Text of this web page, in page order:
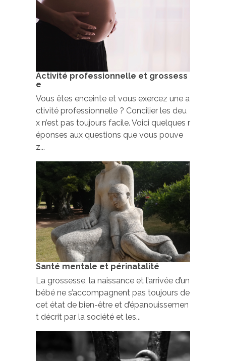
Activité professionnelle et grossess
e
Vous êtes enceinte et vous exercez une a
ctivité professionnelle ? Concilier les deu
x n’est pas toujours facile. Voici quelques r
éponses aux questions que vous pouve
z...
Santé mentale et périnatalité
La grossesse, la naissance et l’arrivée d’un
bébé ne s’accompagnent pas toujours de
cet état de bien-être et d’épanouissemen
t décrit par la société et les...